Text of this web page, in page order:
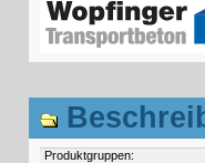
Produktgruppen: